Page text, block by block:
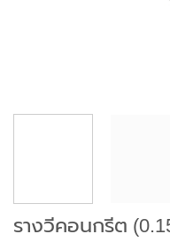
รางวีคอนกรีต